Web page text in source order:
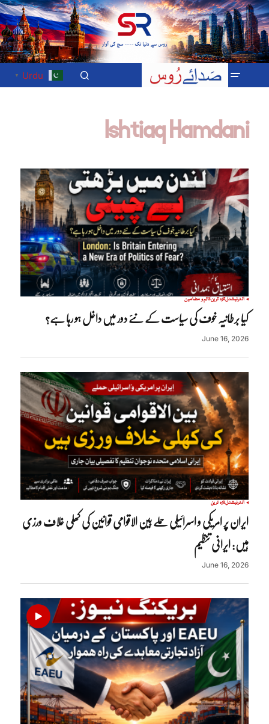
Urdu
▼
Ishtiaq Hamdani
انٹرنیشنلتازہ ترینکالم و مضامین
کیا برطانیہ خوف کی سیاست کے نئے دور میں داخل ہو رہا ہے؟
June 16, 2026
انٹرنیشنلتازہ ترین
ایران پر امریکی و اسرائیلی حملے بین الاقوامی قوانین کی کھلی خلاف ورزی
ہیں: ایرانی تنظیم
June 16, 2026